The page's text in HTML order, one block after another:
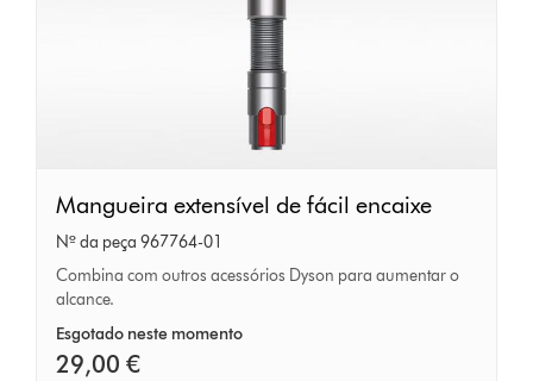
Mangueira
extensível
de
fácil
encaixe
Mangueira extensível de fácil encaixe
Nº da peça 967764-01
Combina com outros acessórios Dyson para aumentar o
alcance.
Esgotado neste momento
29,00 €